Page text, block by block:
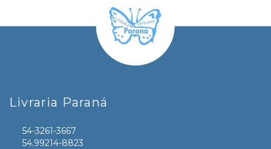
Livraria Paraná
54-3261-3667
54.99214-8823